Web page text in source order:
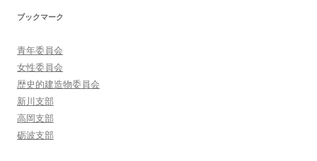
ブックマーク
青年委員会
女性委員会
歴史的建造物委員会
新川支部
高岡支部
砺波支部